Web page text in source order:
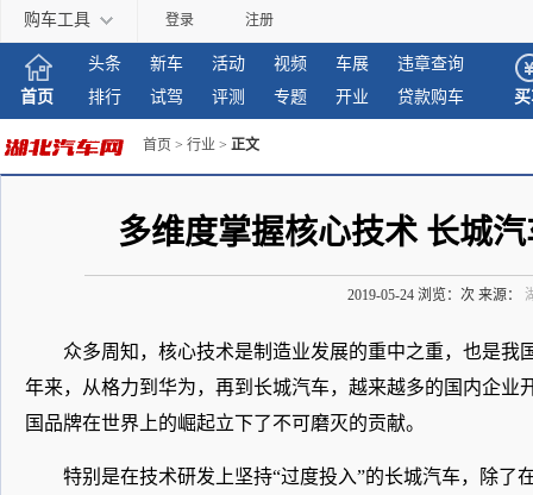
购车工具 登录 注册
首页
头条 新车 活动 视频 车展
违章查询
排行
试驾 评测 专题 开业 贷款购车
首页 > 行业 > 正文
多维度掌握核心技术 长城
2019-05-24 浏览： 次 来源：
众多周知，核心技术是制造业发展的重中之重，也是我
年来，从格力到华为，再到长城汽车，越来越多的国内企业
国品牌在世界上的崛起立下了不可磨灭的贡献。
特别是在技术研发上坚持“过度投入”的长城汽车，除了